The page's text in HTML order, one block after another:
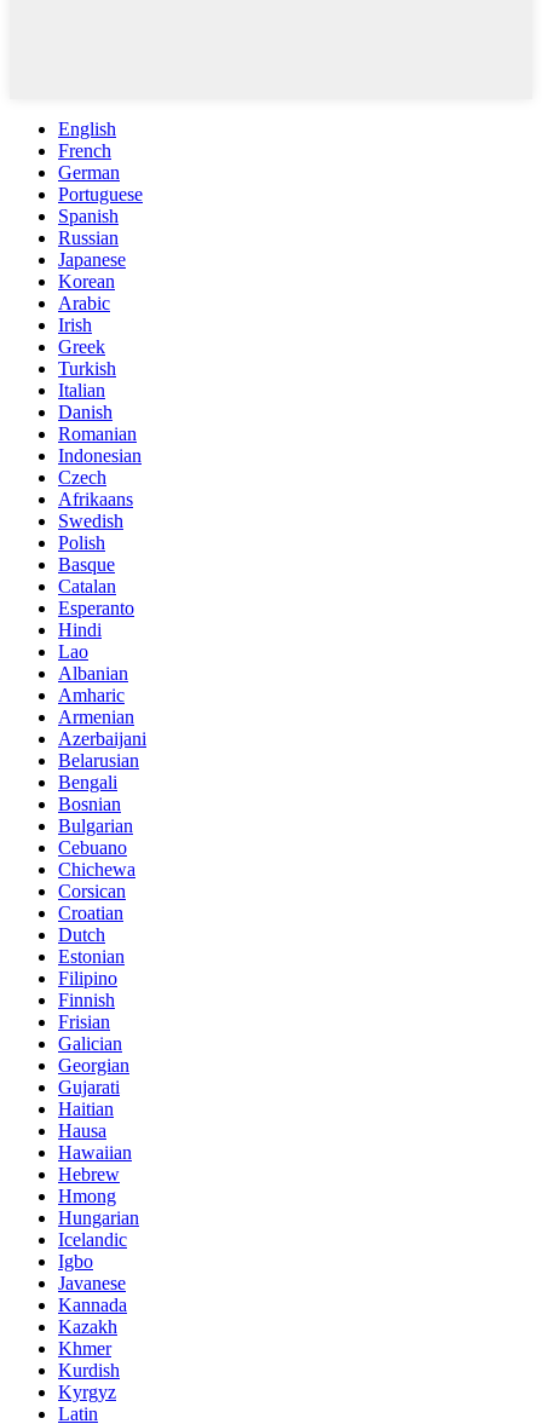
English
French
German
Portuguese
Spanish
Russian
Japanese
Korean
Arabic
Irish
Greek
Turkish
Italian
Danish
Romanian
Indonesian
Czech
Afrikaans
Swedish
Polish
Basque
Catalan
Esperanto
Hindi
Lao
Albanian
Amharic
Armenian
Azerbaijani
Belarusian
Bengali
Bosnian
Bulgarian
Cebuano
Chichewa
Corsican
Croatian
Dutch
Estonian
Filipino
Finnish
Frisian
Galician
Georgian
Gujarati
Haitian
Hausa
Hawaiian
Hebrew
Hmong
Hungarian
Icelandic
Igbo
Javanese
Kannada
Kazakh
Khmer
Kurdish
Kyrgyz
Latin